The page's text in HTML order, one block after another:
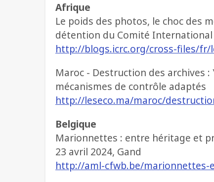
Afrique
Le poids des photos, le choc des
détention du Comité International
http://blogs.icrc.org/cross-files/
Maroc - Destruction des archives
mécanismes de contrôle adaptés
http://leseco.ma/maroc/
Belgique
Marionnettes : entre héritage et
23 avril 2024, Gand
http://aml-cfwb.be/